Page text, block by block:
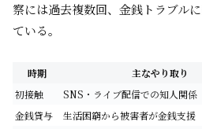
察には過去複数回、金銭トラブル
ている。
時期 主なやり取り
初接触
SNS・ライブ配信での知人関係
金銭貸与
生活困窮から被害者が金銭支援